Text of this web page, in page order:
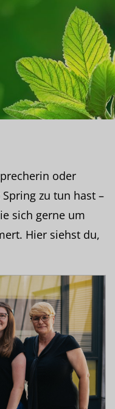
oder
zu tun hast –
sich gerne um
Hier siehst du,